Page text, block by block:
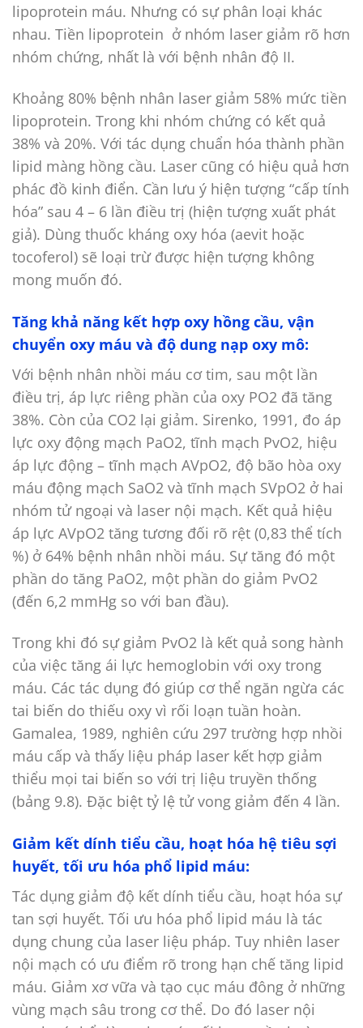
lipoprotein máu. Nhưng có sự phân loại khác
nhau. Tiền lipoprotein ở nhóm laser giảm rõ hơn
nhóm chứng, nhất là với bệnh nhân độ II.
Khoảng 80% bệnh nhân laser giảm 58% mức tiền
lipoprotein. Trong khi nhóm chứng có kết quả
38% và 20%. Với tác dụng chuẩn hóa thành phần
lipid màng hồng cầu. Laser cũng có hiệu quả hơn
phác đồ kinh điển. Cần lưu ý hiện tượng “cấp tính
hóa” sau 4 – 6 lần điều trị (hiện tượng xuất phát
giả). Dùng thuốc kháng oxy hóa (aevit hoặc
tocoferol) sẽ loại trừ được hiện tượng không
mong muốn đó.
Tăng khả năng kết hợp oxy hồng cầu, vận
chuyển oxy máu và độ dung nạp oxy mô:
Với bệnh nhân nhồi máu cơ tim, sau một lần
điều trị, áp lực riêng phần của oxy PO2 đã tăng
38%. Còn của CO2 lại giảm. Sirenko, 1991, đo áp
lực oxy động mạch PaO2, tĩnh mạch PvO2, hiệu
áp lực động – tĩnh mạch AVpO2, độ bão hòa oxy
máu động mạch SaO2 và tĩnh mạch SVpO2 ở hai
nhóm tử ngoại và laser nội mạch. Kết quả hiệu
áp lực AVpO2 tăng tương đối rõ rệt (0,83 thể tích
%) ở 64% bệnh nhân nhồi máu. Sự tăng đó một
phần do tăng PaO2, một phần do giảm PvO2
(đến 6,2 mmHg so với ban đầu).
Trong khi đó sự giảm PvO2 là kết quả song hành
của việc tăng ái lực hemoglobin với oxy trong
máu. Các tác dụng đó giúp cơ thể ngăn ngừa các
tai biến do thiếu oxy vì rối loạn tuần hoàn.
Gamalea, 1989, nghiên cứu 297 trường hợp nhồi
máu cấp và thấy liệu pháp laser kết hợp giảm
thiểu mọi tai biến so với trị liệu truyền thống
(bảng 9.8). Đặc biệt tỷ lệ tử vong giảm đến 4 lần.
Giảm kết dính tiểu cầu, hoạt hóa hệ tiêu sợi
huyết, tối ưu hóa phổ lipid máu:
Tác dụng giảm độ kết dính tiểu cầu, hoạt hóa sự
tan sợi huyết. Tối ưu hóa phổ lipid máu là tác
dụng chung của laser liệu pháp. Tuy nhiên laser
nội mạch có ưu điểm rõ trong hạn chế tăng lipid
máu. Giảm xơ vữa và tạo cục máu đông ở những
vùng mạch sâu trong cơ thể. Do đó laser nội